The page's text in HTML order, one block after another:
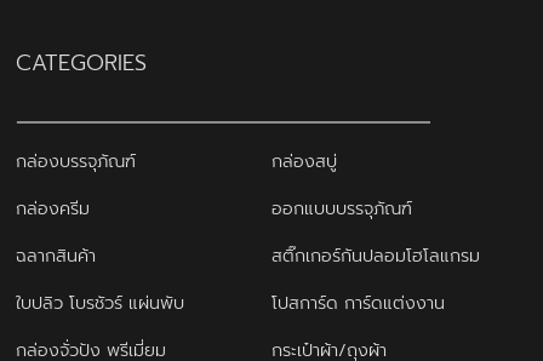
CATEGORIES
กล่องบรรจุภัณฑ์
กล่องสบู่
กล่องครีม
ออกแบบบรรจุภัณฑ์
ฉลากสินค้า
สติ๊กเกอร์กันปลอมโฮโลแกรม
ใบปลิว โบรชัวร์ แผ่นพับ
โปสการ์ด การ์ดแต่งงาน
กล่องจั่วปัง พรีเมี่ยม
กระเป๋าผ้า/ถุงผ้า